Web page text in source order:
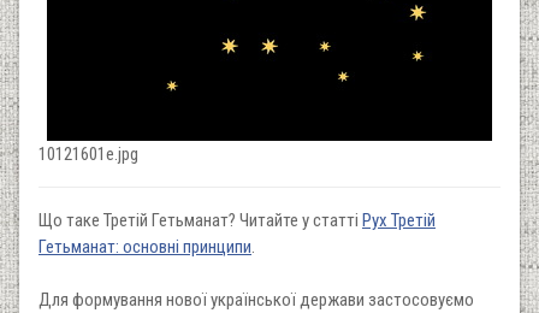
10121601e.jpg
Що таке Третій Гетьманат? Читайте у статті Рух Третій
Гетьманат: основні принципи.
Для формування нової української держави застосовуємо